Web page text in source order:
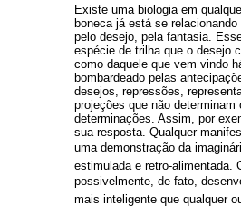
Existe uma biologia em
boneca já está se
pelo desejo, pela fantasia.
espécie de trilha que o desejo
como daquele que vem vindo
bombardeado pelas
desejos, repressões,
projeções que não
determinações. Assim, por
sua resposta. Qualquer
uma demonstração da
estimulada e retro-alimentada.
possivelmente, de fato,
mais inteligente que qualquer